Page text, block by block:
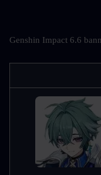
Genshin Impact 6.6